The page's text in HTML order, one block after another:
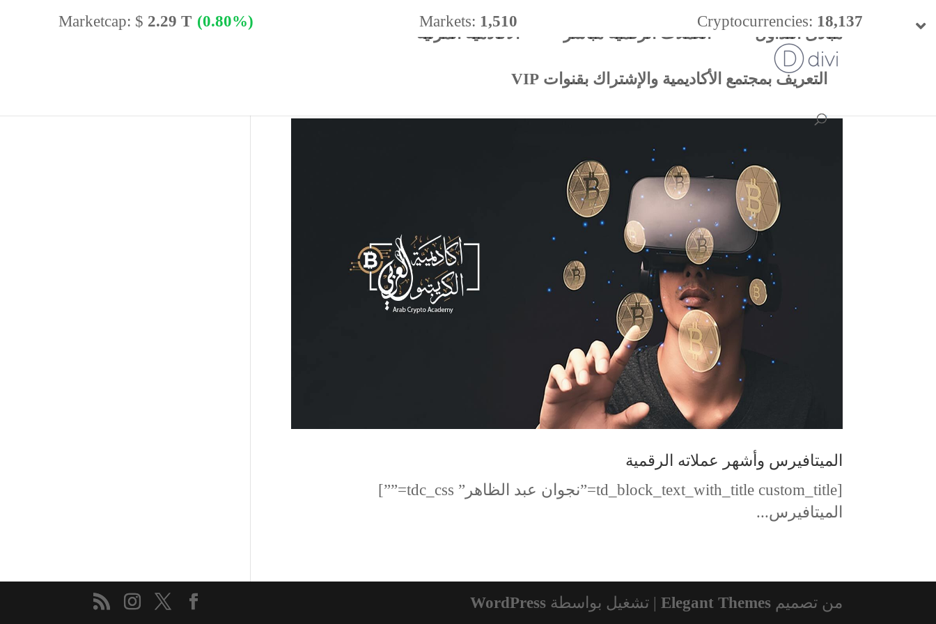
مبادئ التداول العملات الرقمية مباشر الأكادميه المرئية
التعريف بمجتمع الأكاديمية والإشتراك بقنوات VIP
الميتافيرس وأشهر عملاته الرقمية
[td_block_text_with_title custom_title=”نجوان عبد الظاهر” tdc_css=””]
الميتافيرس...
من تصميمElegant Themes | تشغيل بواسطةWordPress
Cryptocurrencies: 18,137
Markets: 1,510
Marketcap: $ 2.29 T (0.80%)